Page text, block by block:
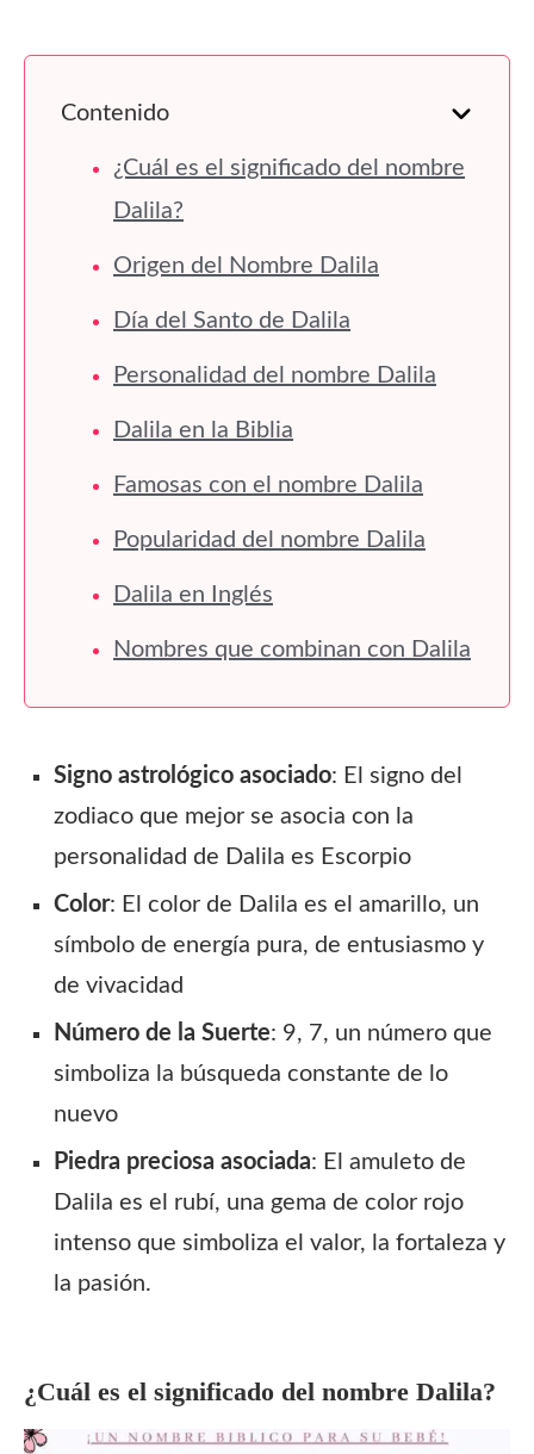
Contenido
¿Cuál es el significado del nombre
Dalila?
Origen del Nombre Dalila
Día del Santo de Dalila
Personalidad del nombre Dalila
Dalila en la Biblia
Famosas con el nombre Dalila
Popularidad del nombre Dalila
Dalila en Inglés
Nombres que combinan con Dalila
Signo astrológico asociado: El signo del
zodiaco que mejor se asocia con la
personalidad de Dalila es Escorpio
Color: El color de Dalila es el amarillo, un
símbolo de energía pura, de entusiasmo y
de vivacidad
Número de la Suerte: 9, 7, un número que
simboliza la búsqueda constante de lo
nuevo
Piedra preciosa asociada: El amuleto de
Dalila es el rubí, una gema de color rojo
intenso que simboliza el valor, la fortaleza y
la pasión.
¿Cuál es el significado del nombre Dalila?